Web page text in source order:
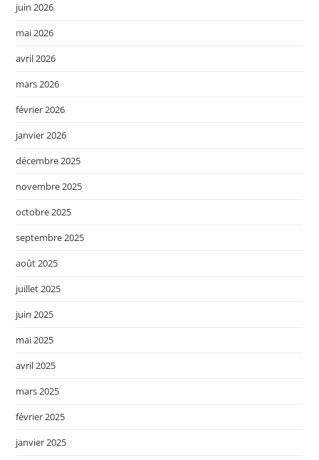
juin 2026
mai 2026
avril 2026
mars 2026
février 2026
janvier 2026
décembre 2025
novembre 2025
octobre 2025
septembre 2025
août 2025
juillet 2025
juin 2025
mai 2025
avril 2025
mars 2025
février 2025
janvier 2025